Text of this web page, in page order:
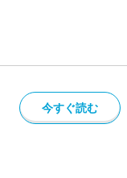
今すぐ読む